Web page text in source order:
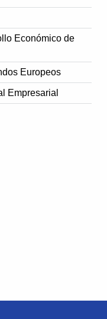
Económico de
Europeos
Empresarial